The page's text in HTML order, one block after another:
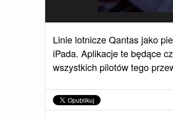
Linie lotnicze Qantas jako
iPada. Aplikacje te będące
wszystkich pilotów tego